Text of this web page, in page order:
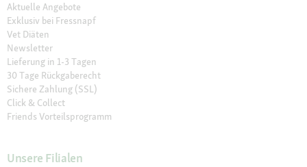
Aktuelle Angebote
Exklusiv bei Fressnapf
Vet Diäten
Newsletter
Lieferung in 1-3 Tagen
30 Tage Rückgaberecht
Sichere Zahlung (SSL)
Click & Collect
Friends Vorteilsprogramm
Unsere Filialen